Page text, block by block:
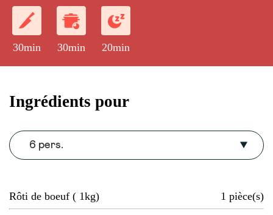
de terre à la cive.
30min 30min 20min
Ingrédients pour
6 pers.
Rôti de boeuf ( 1kg) 1 pièce(s)